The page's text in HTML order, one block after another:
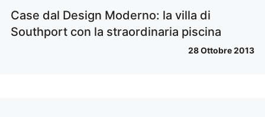
Case dal Design Moderno: la villa di
Southport con la straordinaria piscina
28 Ottobre 2013